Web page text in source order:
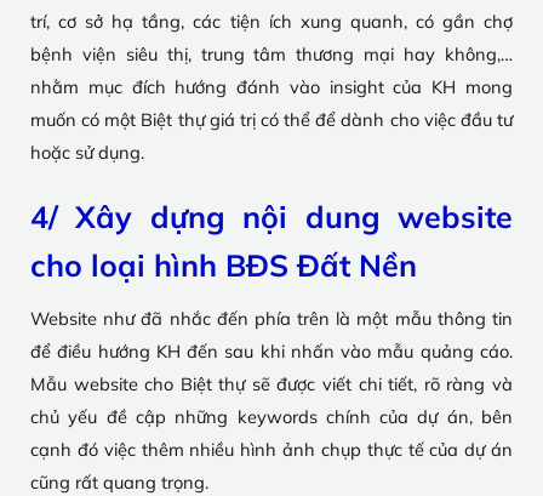
trí, cơ sở hạ tầng, các tiện ích xung quanh, có gần chợ
bệnh viện siêu thị, trung tâm thương mại hay không,…
nhằm mục đích hướng đánh vào insight của KH mong
muốn có một Biệt thự giá trị có thể để dành cho việc đầu tư
hoặc sử dụng.
4/ Xây dựng nội dung website
cho loại hình BĐS Đất Nền
Website như đã nhắc đến phía trên là một mẫu thông tin
để điều hướng KH đến sau khi nhấn vào mẫu quảng cáo.
Mẫu website cho Biệt thự sẽ được viết chi tiết, rõ ràng và
chủ yếu đề cập những keywords chính của dự án, bên
cạnh đó việc thêm nhiều hình ảnh chụp thực tế của dự án
cũng rất quang trọng.